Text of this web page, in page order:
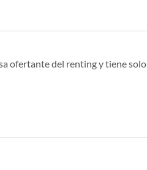
ofertante del renting y tiene solo